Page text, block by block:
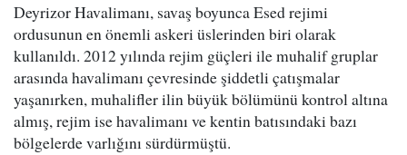
Deyrizor Havalimanı, savaş boyunca Esed rejimi
ordusunun en önemli askeri üslerinden biri olarak
kullanıldı. 2012 yılında rejim güçleri ile muhalif gruplar
arasında havalimanı çevresinde şiddetli çatışmalar
yaşanırken, muhalifler ilin büyük bölümünü kontrol altına
almış, rejim ise havalimanı ve kentin batısındaki bazı
bölgelerde varlığını sürdürmüştü.